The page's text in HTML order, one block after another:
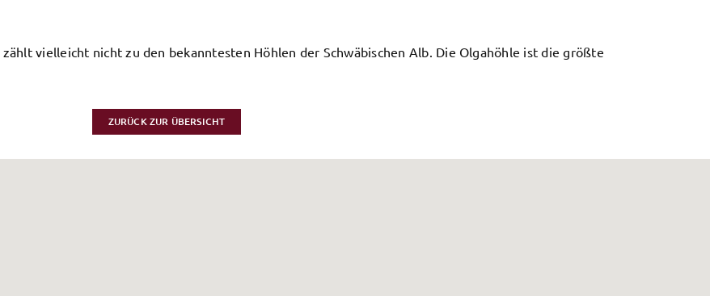
vielleicht nicht zu den bekanntesten Höhlen der Schwäbischen Alb. Die Olgahöhle ist die größte
ZURÜCK ZUR ÜBERSICHT